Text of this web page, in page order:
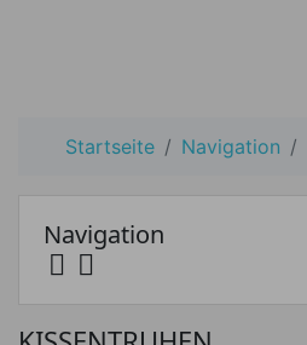
Startseite Navigation
Navigation
 